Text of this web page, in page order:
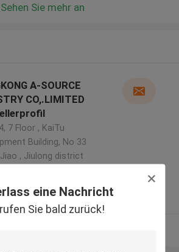
eine Nachricht
Sie bald zurück!
Sehen Sie mehr an
A-SOURCE
CO,.LIMITED
7 Floor , KaiTu
Building, No 33
Jiao , Jiulong district
Lieferant